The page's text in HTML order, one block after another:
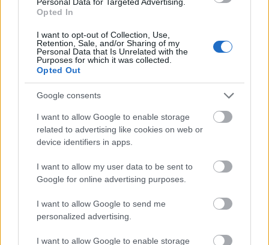
Opted In
I want to opt-out of Collection, Use,
Retention, Sale, and/or Sharing of my
Personal Data that Is Unrelated with the
Purposes for which it was collected.
Opted Out
Google consents
I want to allow Google to enable storage
related to advertising like cookies on web or
device identifiers in apps.
I want to allow my user data to be sent to
Google for online advertising purposes.
I want to allow Google to send me
personalized advertising.
I want to allow Google to enable storage
mesél – megújul a tatai Angolkert
M1 bővítés: már zajlik a teljesen új
Bicske Kelet csomópont építése
csomópont épül Angyalföldön
Másfélszeresére bővítik
Hódmezővásárhely jó hírű református